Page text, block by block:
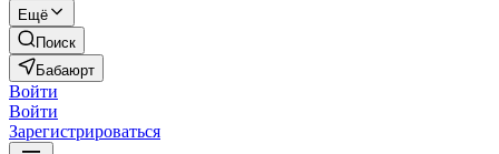
Ещё
Поиск
Бабаюрт
Войти
Войти
Зарегистрироваться